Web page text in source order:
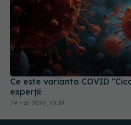
Ce este varianta COVID
experții
29 mar 2026, 10:32